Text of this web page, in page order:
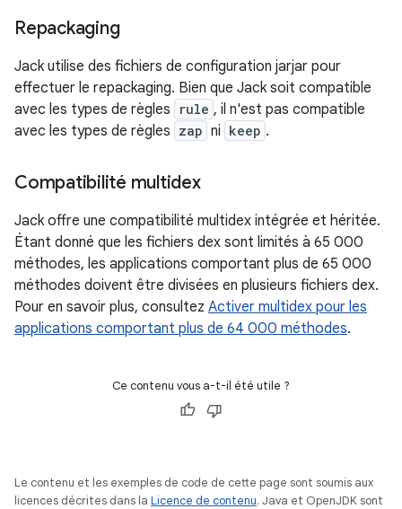
Repackaging
Jack utilise des fichiers de configuration jarjar pour
effectuer le repackaging. Bien que Jack soit compatible
avec les types de règles
rule , il n'est pas compatible
avec les types de règles zap ni keep .
Compatibilité multidex
Jack offre une compatibilité multidex intégrée et héritée.
Étant donné que les fichiers dex sont limités à 65 000
méthodes, les applications comportant plus de 65 000
méthodes doivent être divisées en plusieurs fichiers dex.
Pour en savoir plus, consultez Activer multidex pour les
applications comportant plus de 64 000 méthodes.
Ce contenu vous a-t-il été utile ?
Le contenu et les exemples de code de cette page sont soumis aux
licences décrites dans la Licence de contenu. Java et OpenJDK sont